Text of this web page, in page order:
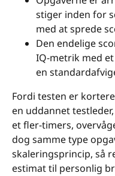
stiger inden for
med at sprede
Den endelige
IQ-metrik med
en
Fordi testen er
en uddannet
et fler-timers,
dog samme type
skaleringsprincip, så
estimat til personlig